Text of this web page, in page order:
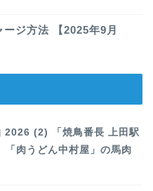
ジ方法 【2025年9月
2026 (2) 「焼鳥番長 上田駅
「肉うどん中村屋」の馬肉